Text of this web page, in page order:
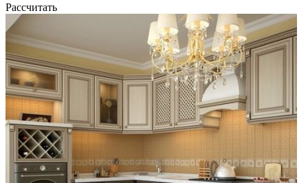
Рассчитать